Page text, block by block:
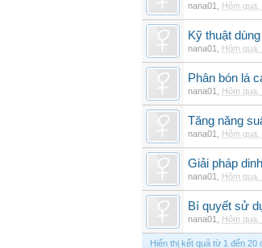
nana01 Hôm
Kỹ thuật
nana01 Hôm
Phân bón lá
nana01 Hôm
Tăng năng
nana01 Hôm qua,
Giải pháp
nana01 Hôm
Bí quyết sử
nana01 Hôm
Hiển thị kết quả từ 1 đến 20